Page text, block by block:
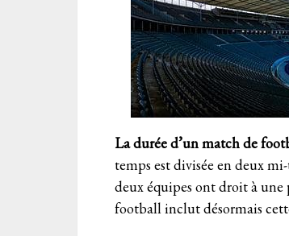
La durée d’un match de
temps est divisée en deux
deux équipes ont droit à une
football inclut désormais